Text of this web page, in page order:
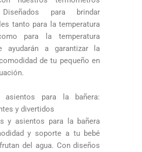
para brindar
tanto para la temperatura
para la temperatura
ayudarán a garantizar la
de tu pequeño en
asientos para la bañera:
y divertidos
y asientos para la bañera
y soporte a tu bebé
del agua. Con diseños